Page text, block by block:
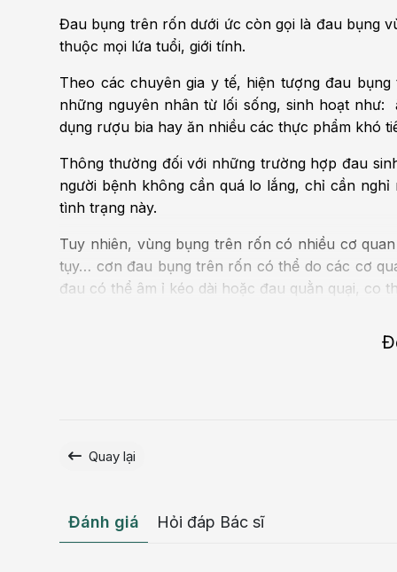
Đau bụng trên rốn dưới ức còn gọi là đau bụng
thuộc mọi lứa tuổi, giới tính.
Theo các chuyên gia y tế, hiện tượng đau
những nguyên nhân từ lối sống, sinh hoạt
dụng rượu bia hay ăn nhiều các thực phẩm khó
Thông thường đối với những trường hợp đau
người bệnh không cần quá lo lắng, chỉ cần
tình trạng này.
Tuy nhiên, vùng bụng trên rốn có nhiều cơ
tụy… cơn đau bụng trên rốn có thể do các cơ
đau có thể âm ỉ kéo dài hoặc đau quằn quại, co
Quay lại
Đánh giá Hỏi đáp Bác sĩ